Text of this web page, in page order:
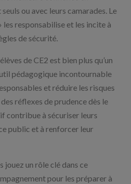
ou avec leurs camarades. Le
les responsabilise et les incite à
de sécurité.
de CE2 est bien plus qu’un
pédagogique incontournable
et réduire les risques
réflexes de prudence dès le
contribue à sécuriser leurs
public et à renforcer leur
jouez un rôle clé dans ce
pour les préparer à